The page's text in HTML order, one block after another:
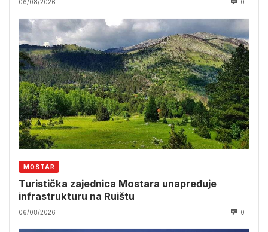
06/08/2026 0
MOSTAR
Turistička zajednica Mostara unapređuje
infrastrukturu na Ruištu
06/08/2026 0